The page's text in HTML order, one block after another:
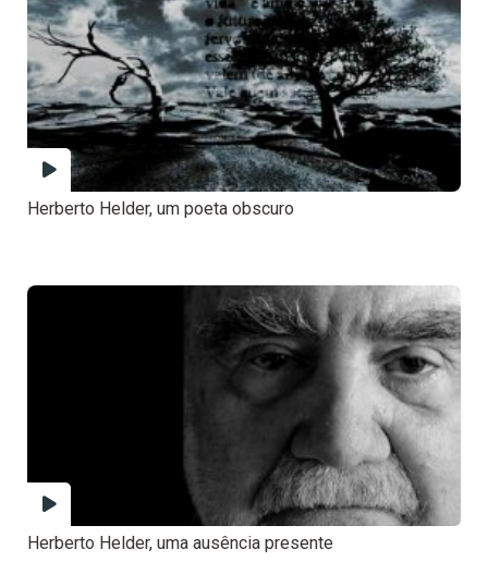
Herberto Helder, um poeta obscuro
Herberto Helder, uma ausência presente